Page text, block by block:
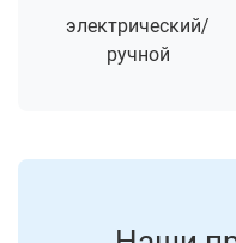
электрический/
ручной